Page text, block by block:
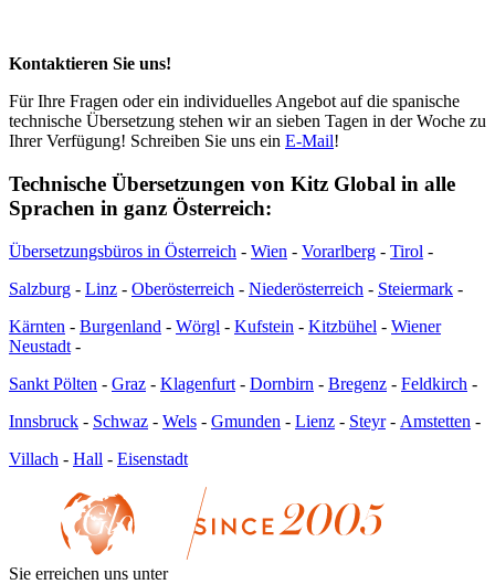
Kontaktieren Sie uns!
Für Ihre Fragen oder ein individuelles Angebot auf die spanische
technische Übersetzung stehen wir an sieben Tagen in der Woche zu
Ihrer Verfügung! Schreiben Sie uns ein E-Mail!
Technische Übersetzungen von Kitz Global in alle
Sprachen in ganz Österreich:
Übersetzungsbüros in Österreich - Wien - Vorarlberg - Tirol -
Salzburg - Linz - Oberösterreich - Niederösterreich - Steiermark -
Kärnten - Burgenland - Wörgl - Kufstein - Kitzbühel - Wiener
Neustadt -
Sankt Pölten - Graz - Klagenfurt - Dornbirn - Bregenz - Feldkirch -
Innsbruck - Schwaz - Wels - Gmunden - Lienz - Steyr- Amstetten -
Villach - Hall - Eisenstadt
Sie erreichen uns unter